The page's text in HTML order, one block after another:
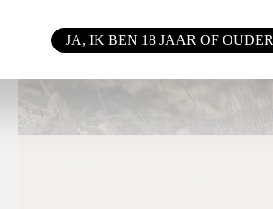
JA, IK BEN 18 JAAR OF OUDER